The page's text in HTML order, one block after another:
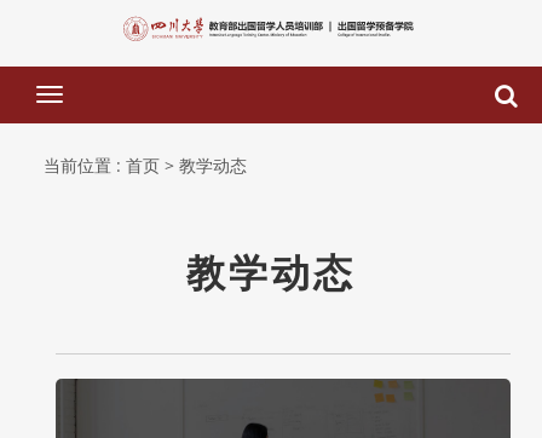
下
拉
单
当前位置 : 首页 > 教学动态
教学动态